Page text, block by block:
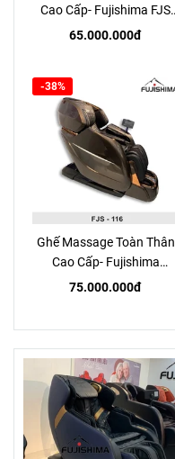
Cao Cấp- Fujishima FJS
2023
65.000.000đ
Ghế Massage Toàn Thân
Cao Cấp- Fujishima
FJS116
75.000.000đ
-38%